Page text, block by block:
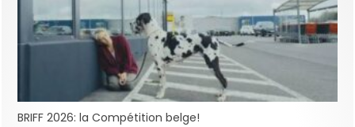
BRIFF 2026: la Compétition belge!